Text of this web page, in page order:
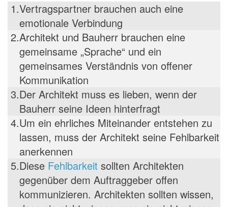
1.Vertragspartner brauchen auch eine
emotionale Verbindung
2.Architekt und Bauherr brauchen eine
gemeinsame „Sprache“ und ein
gemeinsames Verständnis von offener
Kommunikation
3.Der Architekt muss es lieben, wenn der
Bauherr seine Ideen hinterfragt
4.Um ein ehrliches Miteinander entstehen zu
lassen, muss der Architekt seine Fehlbarkeit
anerkennen
5.Diese Fehlbarkeit sollten Architekten
gegenüber dem Auftraggeber offen
kommunizieren. Architekten sollten wissen,